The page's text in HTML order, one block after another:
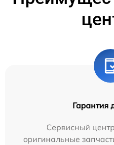
Гарантия
Сервисный
оригинальные